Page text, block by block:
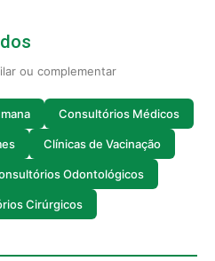
ou complementar
Consultórios Médicos
Clínicas de Vacinação
Odontológicos
Cirúrgicos